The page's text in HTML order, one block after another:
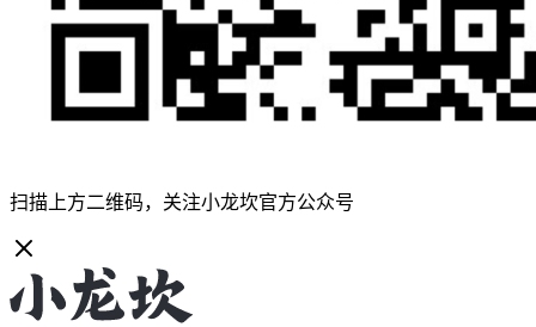
扫描上方二维码，关注小龙坎官方公众号